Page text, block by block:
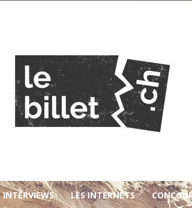
INTERVIEWS LES INTERNETS